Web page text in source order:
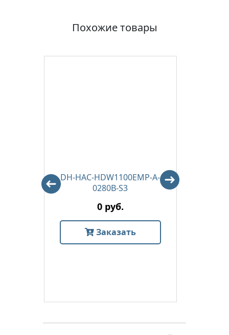
Похожие товары
DH-HAC-HDW1100EMP-A-
0280B-S3
0 руб.
Заказать